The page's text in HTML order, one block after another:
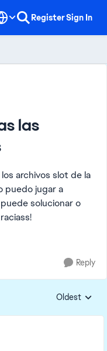
RegisterSign In
las
archivos slot de la
puedo jugar a
solucionar o
Reply
Replies
Oldest